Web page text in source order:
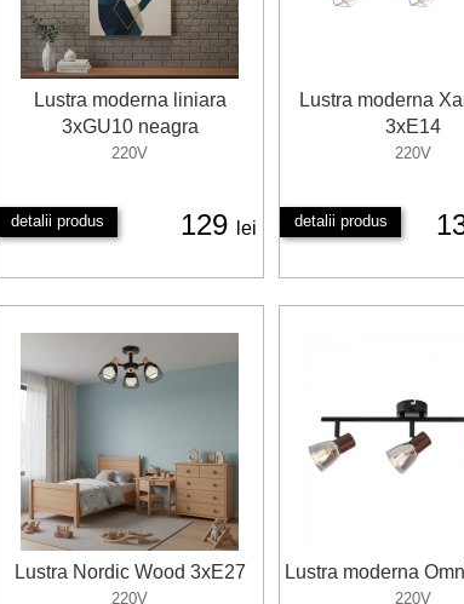
Lustra moderna liniara
3xGU10 neagra
220V
detalii produs 129 lei
Lustra moderna
3xE14
220V
detalii produs
Lustra Nordic Wood 3xE27
220V
Lustra moderna
220V